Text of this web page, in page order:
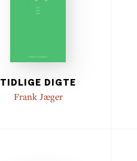
TIDLIGE DIGTE
Frank Jæger